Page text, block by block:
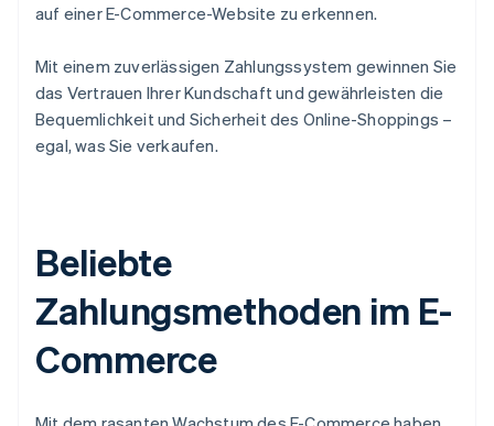
auf einer E-Commerce-Website zu erkennen.
Mit einem zuverlässigen Zahlungssystem gewinnen Sie
das Vertrauen Ihrer Kundschaft und gewährleisten die
Bequemlichkeit und Sicherheit des Online-Shoppings –
egal, was Sie verkaufen.
Beliebte
Zahlungsmethoden im E-
Commerce